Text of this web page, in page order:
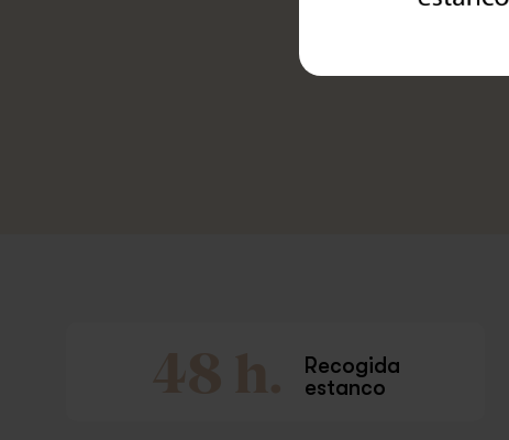
Recogida
estanco